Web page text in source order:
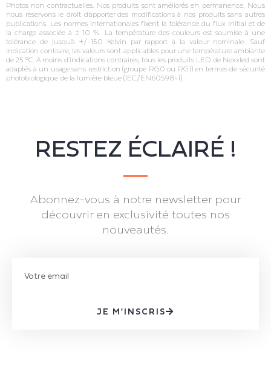
Photos non contractuelles. Nos produits sont améliorés en permanence. Nous
nous réservons le droit d’apporter des modifications à nos produits sans autres
publications. Les normes internationales fixent la tolérance du flux initial et de
la charge associée à ± 10 %. La température des couleurs est soumise à une
tolérance de jusqu’à +/‐150 Kelvin par rapport à la valeur nominale. Sauf
indication contraire, les valeurs sont applicables pour une température ambiante
de 25 °C. A moins d’indications contraires, tous les produits LED de Nexxled sont
adaptés à un usage sans restriction (groupe RG0 ou RG1) en termes de sécurité
photobiologique de la lumière bleue (IEC/EN60598‐1).
RESTEZ ÉCLAIRÉ !
Abonnez-vous à notre newsletter pour
découvrir en exclusivité toutes nos
nouveautés.
JE M'INSCRIS